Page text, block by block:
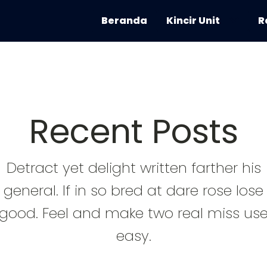
Beranda Kincir Unit
Recent Posts
Detract yet delight written farther his
general. If in so bred at dare rose lose
good. Feel and make two real miss use
easy.